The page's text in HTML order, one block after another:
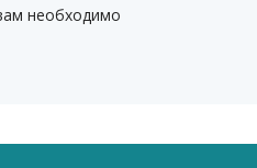
необходимо